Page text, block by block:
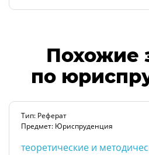
Похожие
по
Тип: Реферат
Предмет: Юриспруденция
теоретические и